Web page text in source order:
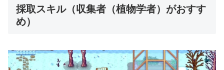
採取スキル（収集者（植物学者）がおすす
め）